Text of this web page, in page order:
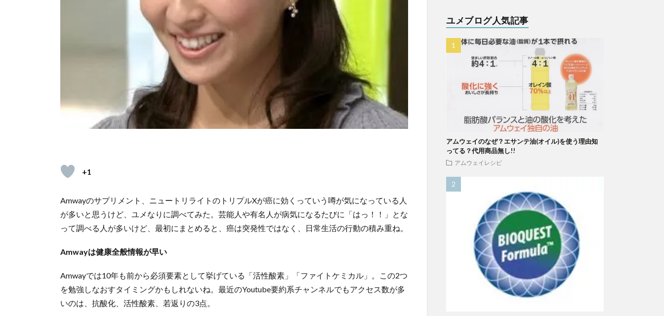
+1
Amwayのサプリメント、ニュートリライトのトリプルXが癌に効くっていう噂が気になっている人
が多いと思うけど、ユメなりに調べてみた。芸能人や有名人が病気になるたびに「はっ！！」とな
って調べる人が多いけど、最初にまとめると、癌は突発性ではなく、日常生活の行動の積み重ね。
Amwayは健康全般情報が早い
Amwayでは10年も前から必須要素として挙げている「活性酸素」「ファイトケミカル」。この2つ
を勉強しなおすタイミングかもしれないね。最近のYoutube要約系チャンネルでもアクセス数が多
いのは、抗酸化、活性酸素、若返りの3点。
ユメブログ人気記事
アムウェイのなぜ？エサンテ油(オイル)を使う理由知
ってる？代用商品無し!!
アムウェイレシピ